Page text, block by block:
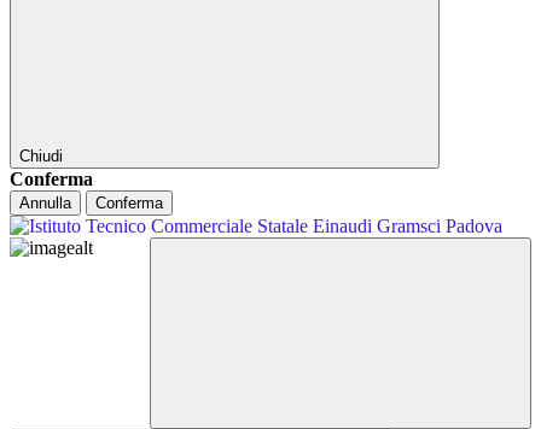
Chiudi
Conferma
Annulla Conferma